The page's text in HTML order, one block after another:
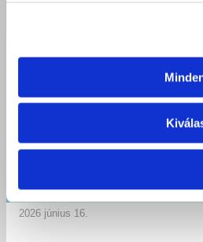
Élményekkel és közösségi
2026 június 16.